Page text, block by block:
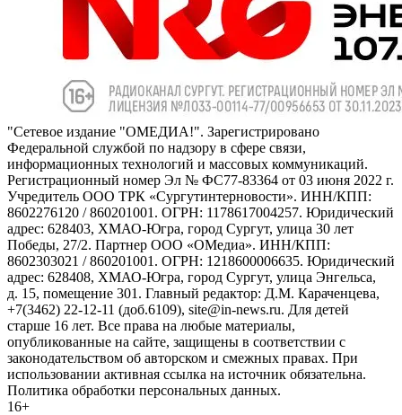
"Сетевое издание "ОМЕДИА!". Зарегистрировано
Федеральной службой по надзору в сфере связи,
информационных технологий и массовых коммуникаций.
Регистрационный номер Эл № ФС77-83364 от 03 июня 2022 г.
Учредитель ООО ТРК «Сургутинтерновости». ИНН/КПП:
8602276120 / 860201001. ОГРН: 1178617004257. Юридический
адрес: 628403, ХМАО-Югра, город Сургут, улица 30 лет
Победы, 27/2. Партнер ООО «ОМедиа». ИНН/КПП:
8602303021 / 860201001. ОГРН: 1218600006635. Юридический
адрес: 628408, ХМАО-Югра, город Сургут, улица Энгельса,
д. 15, помещение 301. Главный редактор: Д.М. Караченцева,
+7(3462) 22-12-11 (доб.6109), site@in-news.ru. Для детей
старше 16 лет. Все права на любые материалы,
опубликованные на сайте, защищены в соответствии с
законодательством об авторском и смежных правах. При
использовании активная ссылка на источник обязательна.
Политика обработки персональных данных.
16+